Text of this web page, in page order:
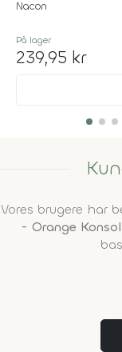
Nacon
På lager
239,95 kr
Vores brugere har
- Orange